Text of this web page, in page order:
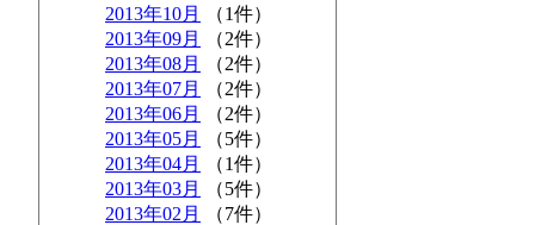
2013年10月
（1件）
2013年09月
（2件）
2013年08月
（2件）
2013年07月
（2件）
2013年06月
（2件）
2013年05月
（5件）
2013年04月
（1件）
2013年03月
（5件）
2013年02月
（7件）